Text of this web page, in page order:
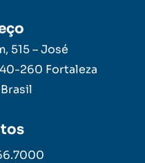
515 – José
260 Fortaleza